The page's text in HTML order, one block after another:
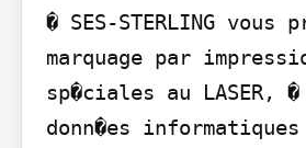
� SES-STERLING vous
marquage par
sp�ciales au LASER,
donn�es